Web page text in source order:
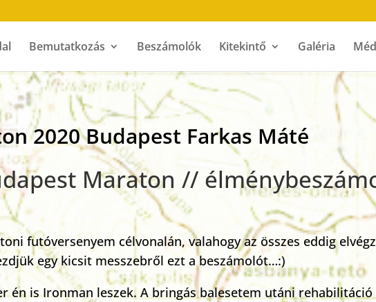
Bemutatkozás Beszámolók Kitekintő Galéria
2020 Budapest Farkas Máté
Maraton //
futóversenyem célvonalán, valahogy az összes eddig
egy kicsit messzebről ezt a beszámolót…:)
én is Ironman leszek. A bringás balesetem utáni